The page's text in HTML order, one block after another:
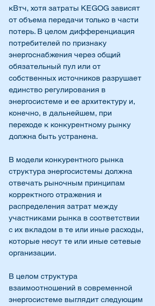
кВтч, хотя затраты KEGOG зависят
от объема передачи только в части
потерь. В целом дифференциация
потребителей по признаку
энергоснабжения через общий
обязательный пул или от
собственных источников разрушает
единство регулирования в
энергосистеме и ее архитектуру и,
конечно, в дальнейшем, при
переходе к конкурентному рынку
должна быть устранена.
В модели конкурентного рынка
структура энергосистемы должна
отвечать рыночным принципам
корректного отражения и
распределения затрат между
участниками рынка в соответствии
с их вкладом в те или иные расходы,
которые несут те или иные сетевые
организации.
В целом структура
взаимоотношений в современной
энергосистеме выглядит следующим